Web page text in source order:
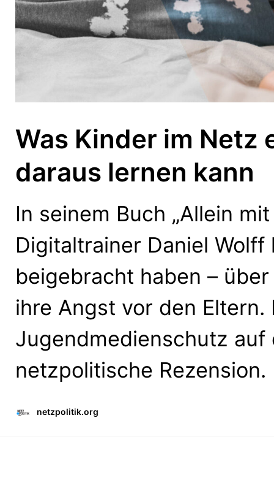
Was Kinder im Netz
daraus lernen kann
In seinem Buch „Allein
Digitaltrainer Daniel
beigebracht haben –
ihre Angst vor den
Jugendmedienschutz auf
netzpolitische Rezension.
netzpolitik.org